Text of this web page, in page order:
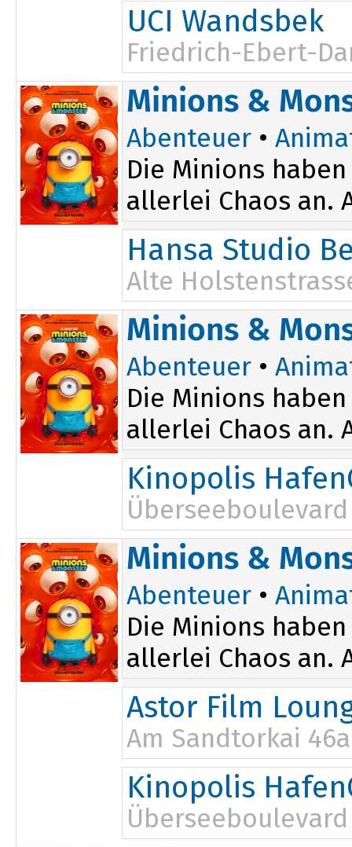
UCI Wandsbek
Friedrich-Ebert-
Minions &
Abenteuer •
Die Minions
allerlei Chaos an.
Hansa Studio
Alte
Minions &
Abenteuer •
Die Minions
allerlei Chaos an.
Kinopolis
Überseeboulevard
Minions &
Abenteuer •
Die Minions
allerlei Chaos an.
Astor Film
Am Sandtorkai
Kinopolis
Überseeboulevard